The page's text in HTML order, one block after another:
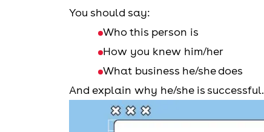
You should say:
Who this person is
How you knew him/her
What business he/she does
And explain why he/she is successful.